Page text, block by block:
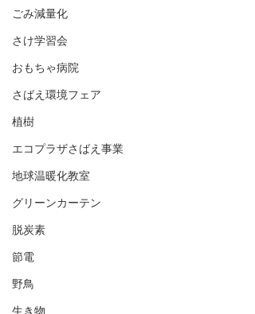
ごみ減量化
さけ学習会
おもちゃ病院
さばえ環境フェア
植樹
エコプラザさばえ事業
地球温暖化教室
グリーンカーテン
脱炭素
節電
野鳥
生き物